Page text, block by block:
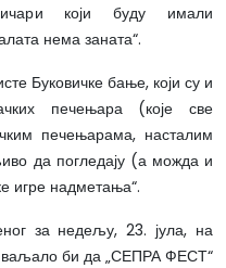
који буду имали
нема заната“.
Буковичке бање, који су и
печењара (које све
печењарама, насталим
да погледају (а можда и
игре надметања“.
за недељу, 23. јула, на
ваљало би да „СЕПРА ФЕСТ“